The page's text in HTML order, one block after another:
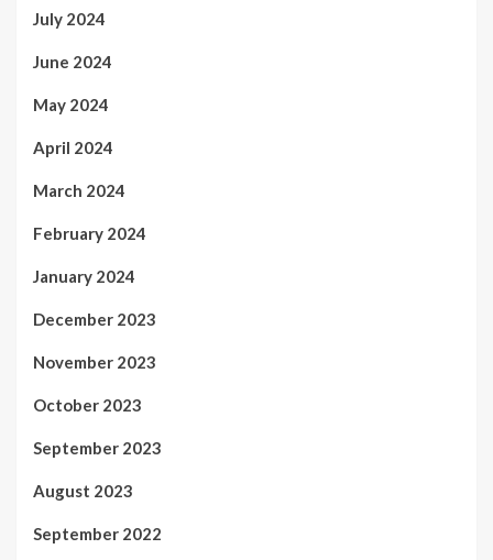
July 2024
June 2024
May 2024
April 2024
March 2024
February 2024
January 2024
December 2023
November 2023
October 2023
September 2023
August 2023
September 2022